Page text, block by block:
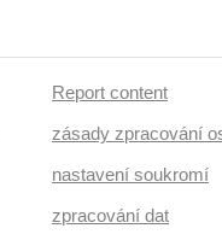
Report content
zásady zpracování
nastavení soukromí
zpracování dat